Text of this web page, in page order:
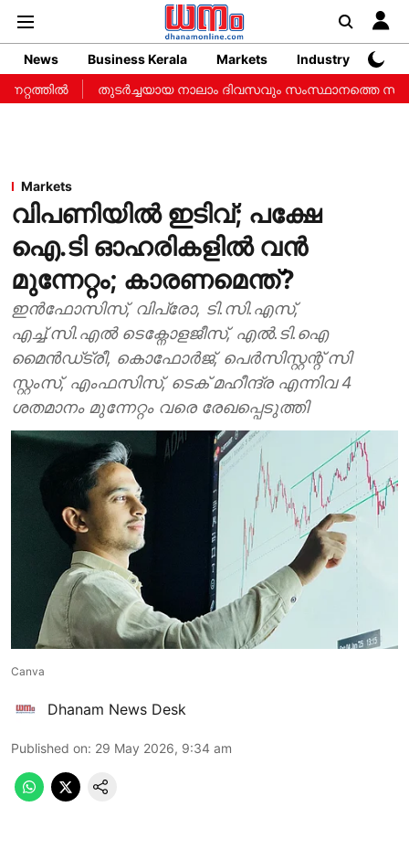
News Business Kerala Markets Industry
തുടർച്ചയായ നാലാം ദിവസവും സംസ്ഥാനത്തെ സ്വർണ
Markets
വിപണിയിൽ ഇടിവ്; പക്ഷേ
ഐ.ടി ഓഹരികളിൽ വൻ
മുന്നേറ്റം; കാരണമെന്ത്?
ഇൻഫോസിസ്, വിപ്രോ, ടി.സി.എസ്,
എച്ച്.സി.എൽ ടെക്നോളജീസ്, എൽ.ടി.ഐ
മൈൻഡ്ട്രീ, കൊഫോർജ്, പെർസി​സ്റ്റന്റ് സി​
സ്റ്റംസ്, എംഫസിസ്, ടെക് മഹീന്ദ്ര എന്നിവ 4
ശതമാനം മുന്നേറ്റം വരെ രേഖപ്പെടുത്തി
Canva
Dhanam News Desk
Published on: 29 May 2026, 9:34 am